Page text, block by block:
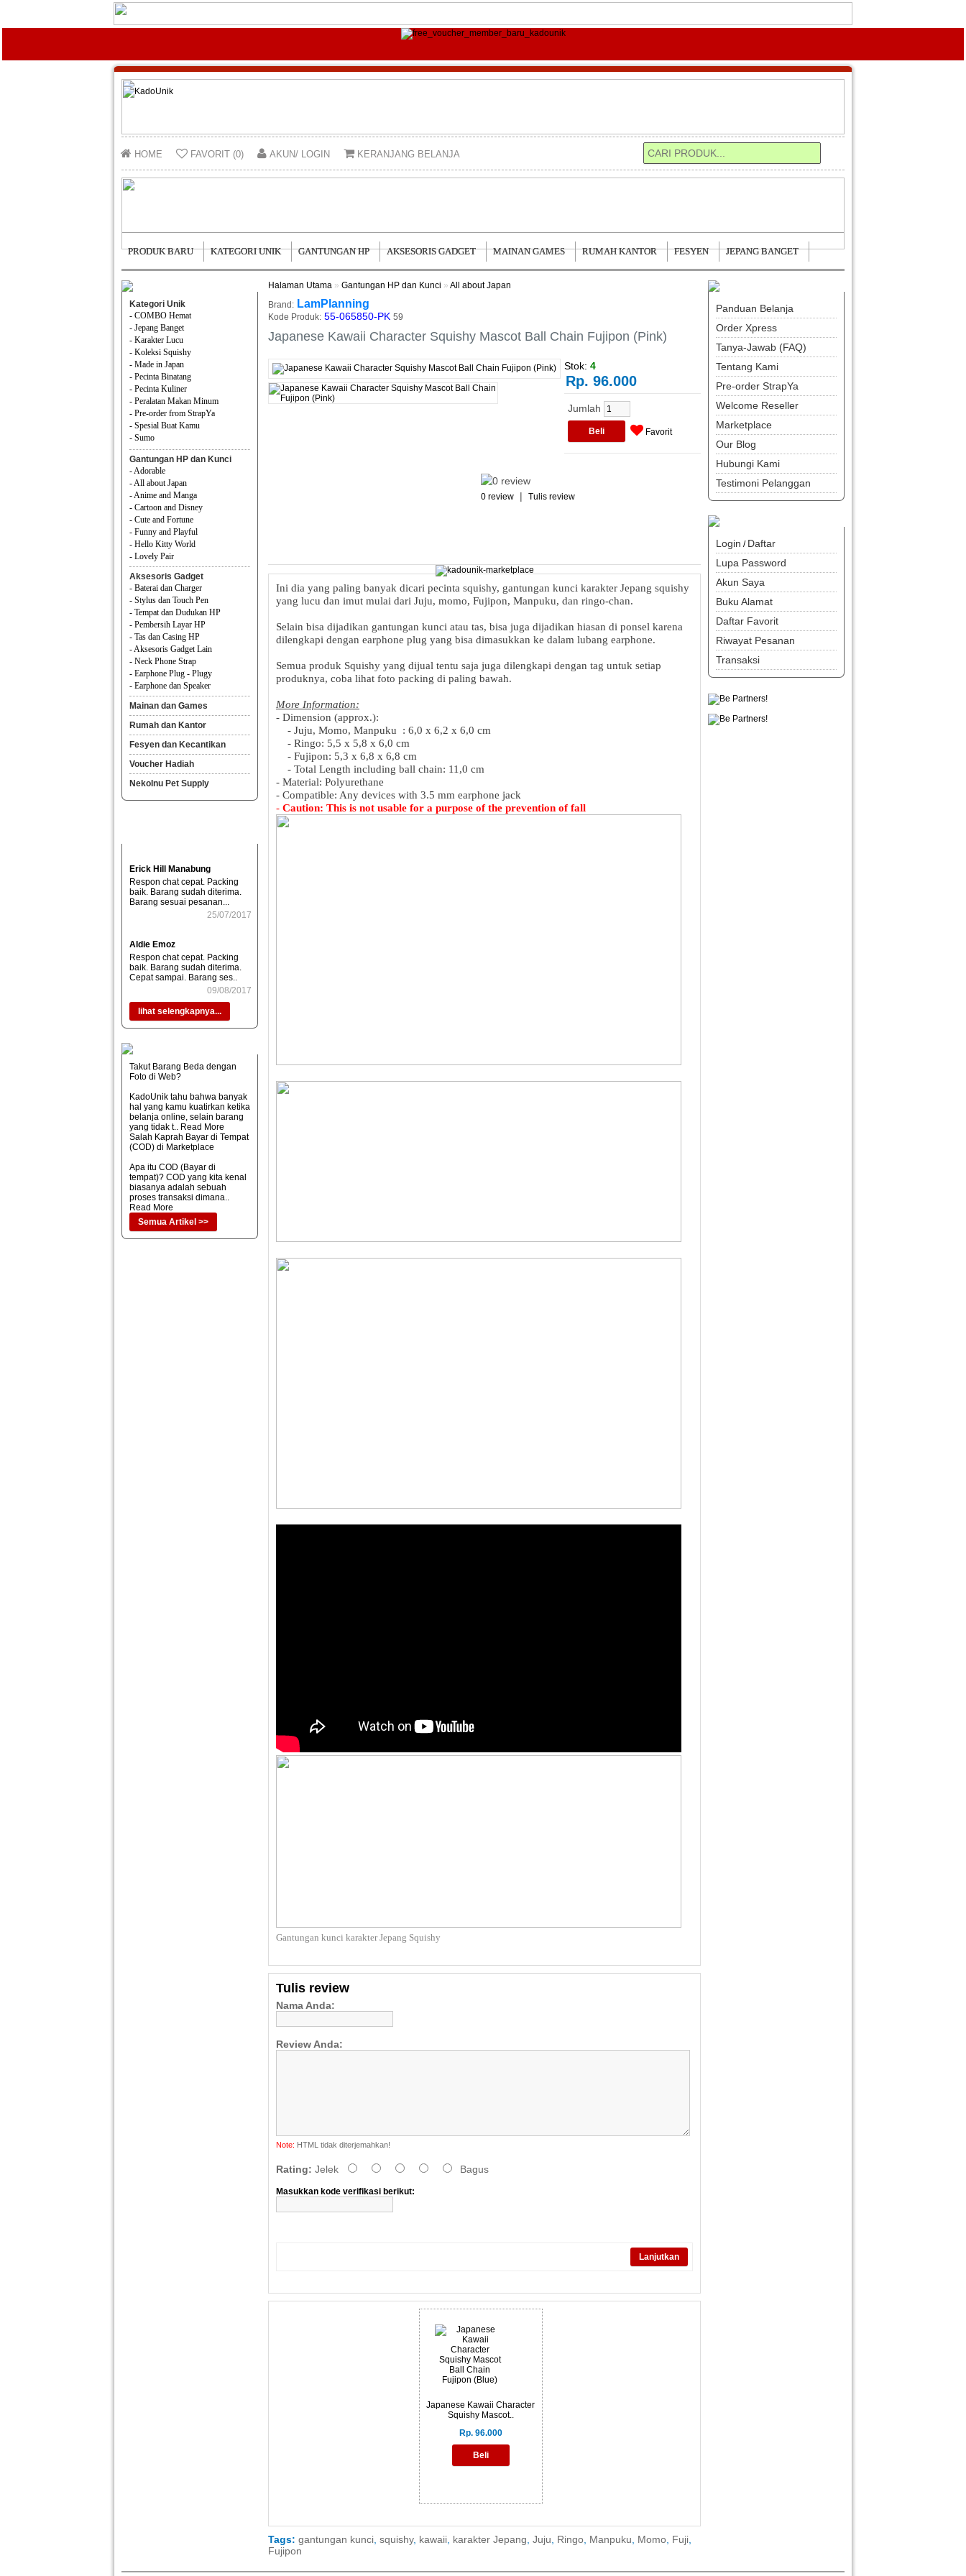
HOME FAVORIT (0) AKUN/ LOGIN KERANJANG BELANJA
PRODUK BARU KATEGORI UNIK GANTUNGAN HP AKSESORIS GADGET MAINAN GAMES RUMAH KANTOR FESYEN JEPANG BANGET
Kategori Unik
- COMBO Hemat
- Jepang Banget
- Karakter Lucu
- Koleksi Squishy
- Made in Japan
- Pecinta Binatang
- Pecinta Kuliner
- Peralatan Makan Minum
- Pre-order from StrapYa
- Spesial Buat Kamu
- Sumo
Gantungan HP dan Kunci
- Adorable
- All about Japan
- Anime and Manga
- Cartoon and Disney
- Cute and Fortune
- Funny and Playful
- Hello Kitty World
- Lovely Pair
Aksesoris Gadget
- Baterai dan Charger
- Stylus dan Touch Pen
- Tempat dan Dudukan HP
- Pembersih Layar HP
- Tas dan Casing HP
- Aksesoris Gadget Lain
- Neck Phone Strap
- Earphone Plug - Plugy
- Earphone dan Speaker
Mainan dan Games
Rumah dan Kantor
Fesyen dan Kecantikan
Voucher Hadiah
NekoInu Pet Supply
Erick Hill Manabung
Respon chat cepat. Packing
baik. Barang sudah diterima.
Barang sesuai pesanan...
25/07/2017
Aldie Emoz
Respon chat cepat. Packing
baik. Barang sudah diterima.
Cepat sampai. Barang ses..
09/08/2017
lihat selengkapnya...
Takut Barang Beda dengan
Foto di Web?
KadoUnik tahu bahwa banyak
hal yang kamu kuatirkan ketika
belanja online, selain barang
yang tidak t.. Read More
Salah Kaprah Bayar di Tempat
(COD) di Marketplace
Apa itu COD (Bayar di
tempat)? COD yang kita kenal
biasanya adalah sebuah
proses transaksi dimana..
Read More
Semua Artikel >>
Panduan Belanja
Order Xpress
Tanya-Jawab (FAQ)
Tentang Kami
Pre-order StrapYa
Welcome Reseller
Marketplace
Our Blog
Hubungi Kami
Testimoni Pelanggan
Login / Daftar
Lupa Password
Akun Saya
Buku Alamat
Daftar Favorit
Riwayat Pesanan
Transaksi
Halaman Utama » Gantungan HP dan Kunci » All about Japan
Brand: LamPlanning
Kode Produk: 55-065850-PK 59
Japanese Kawaii Character Squishy Mascot Ball Chain Fujipon (Pink)
Stok: 4
Rp. 96.000
Jumlah
Favorit
0 review | Tulis review
Ini dia yang paling banyak dicari pecinta squishy, gantungan kunci karakter Jepang squishy
yang lucu dan imut mulai dari Juju, momo, Fujipon, Manpuku, dan ringo-chan.
Selain bisa dijadikan gantungan kunci atau tas, bisa juga dijadikan hiasan di ponsel karena
dilengkapi dengan earphone plug yang bisa dimasukkan ke dalam lubang earphone.
Semua produk Squishy yang dijual tentu saja juga dilengkapi dengan tag untuk setiap
produknya, coba lihat foto packing di paling bawah.
More Information:
- Dimension (approx.):
- Juju, Momo, Manpuku : 6,0 x 6,2 x 6,0 cm
- Ringo: 5,5 x 5,8 x 6,0 cm
- Fujipon: 5,3 x 6,8 x 6,8 cm
- Total Length including ball chain: 11,0 cm
- Material: Polyurethane
- Compatible: Any devices with 3.5 mm earphone jack
- Caution: This is not usable for a purpose of the prevention of fall
Gantungan kunci karakter Jepang Squishy
Tulis review
Nama Anda:
Review Anda:
Note: HTML tidak diterjemahkan!
Rating: Jelek Bagus
Masukkan kode verifikasi berikut:
Lanjutkan
Japanese Kawaii Character
Squishy Mascot..
Rp. 96.000
Tags: gantungan kunci squishy, kawaii karakter Jepang Juju Ringo Manpuku Momo Fuji
Fujipon